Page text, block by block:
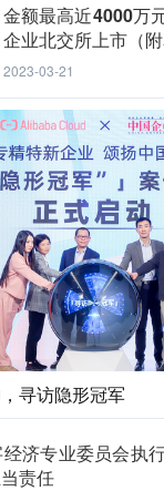
金额最高近4000万
企业北交所上市（附
2023-03-21
寻访隐形冠军
济专业委员会执
责任